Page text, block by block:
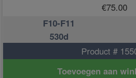
€75.00
F10-F11
530d
Product #
Toevoegen aan